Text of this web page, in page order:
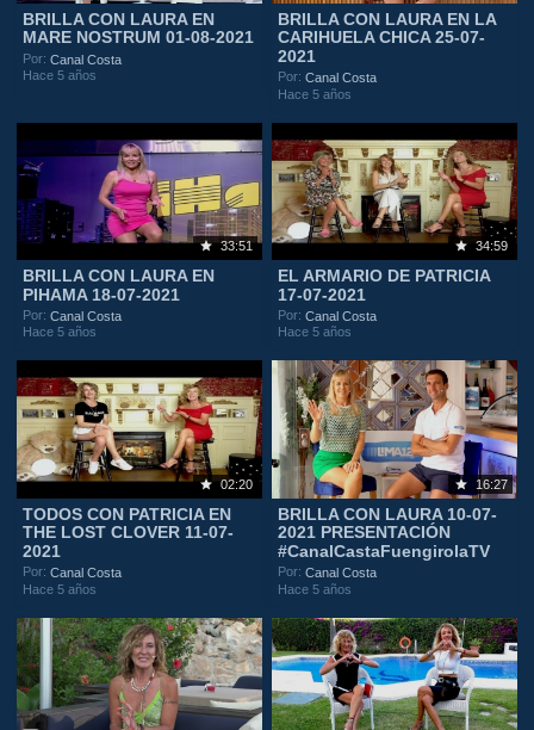
BRILLA CON LAURA EN
MARE NOSTRUM 01-08-2021
Por:Canal Costa
Hace 5 años
BRILLA CON LAURA EN LA
CARIHUELA CHICA 25-07-
2021
Por:Canal Costa
Hace 5 años
33:51
BRILLA CON LAURA EN
PIHAMA 18-07-2021
Por:Canal Costa
Hace 5 años
34:59
EL ARMARIO DE PATRICIA
17-07-2021
Por:Canal Costa
Hace 5 años
02:20
TODOS CON PATRICIA EN
THE LOST CLOVER 11-07-
2021
Por:Canal Costa
Hace 5 años
16:27
BRILLA CON LAURA 10-07-
2021 PRESENTACIÓN
#CanalCastaFuengirolaTV
Por:Canal Costa
Hace 5 años